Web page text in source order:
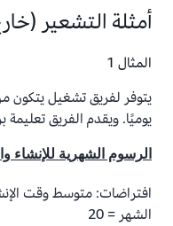
S3
مستخدم جاهزة للإطلاق
بالسحابة، والتي تم
وتدعم التخصيص والاستجابة.
أمثلة التشعير
المثال 1
يوميًا. ويقدم الفريق
الرسوم الشهرية للإنشاء
الشهر = 20